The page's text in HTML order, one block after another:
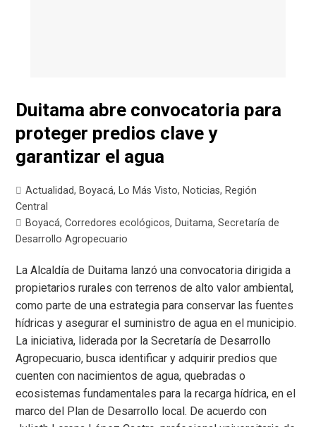
Duitama abre convocatoria para
proteger predios clave y
garantizar el agua
Actualidad, Boyacá, Lo Más Visto, Noticias, Región
Central
Boyacá,Corredores ecológicos, Duitama,Secretaría de
Desarrollo Agropecuario
La Alcaldía de Duitama lanzó una convocatoria dirigida a
propietarios rurales con terrenos de alto valor ambiental,
como parte de una estrategia para conservar las fuentes
hídricas y asegurar el suministro de agua en el municipio.
La iniciativa, liderada por la Secretaría de Desarrollo
Agropecuario, busca identificar y adquirir predios que
cuenten con nacimientos de agua, quebradas o
ecosistemas fundamentales para la recarga hídrica, en el
marco del Plan de Desarrollo local. De acuerdo con